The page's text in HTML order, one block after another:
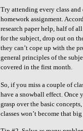
Try attending every class and
homework assignment.
research paper help, half of
for the subject, drop out on
they can’t cope up with the
general principles of the
covered in the first month.
So, if you miss a couple of
have a snowball effect. Once
grasp over the basic
classes won’t become that big